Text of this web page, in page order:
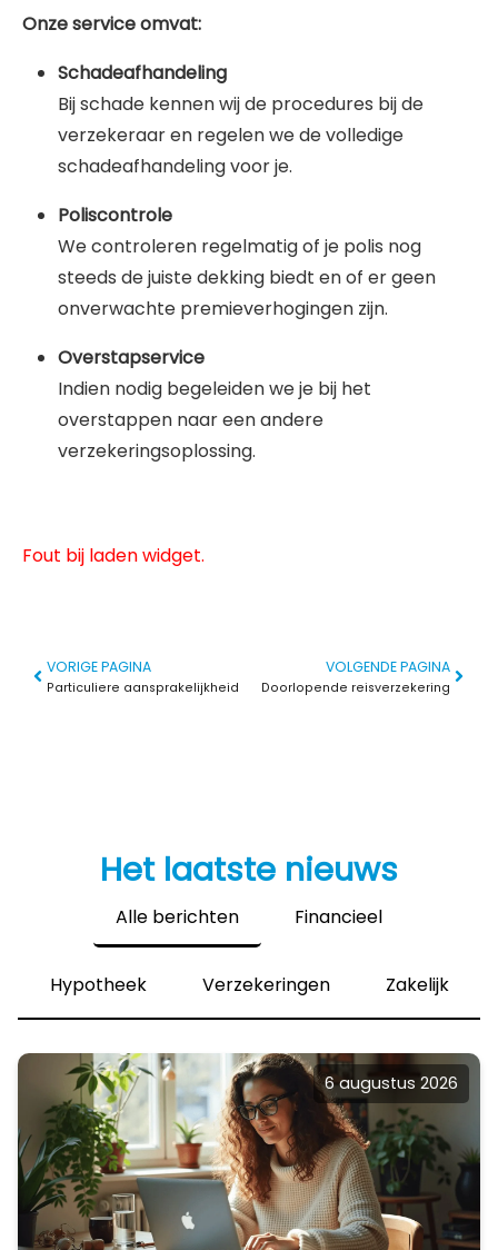
Onze service omvat:
Schadeafhandeling
Bij schade kennen wij de procedures bij de
verzekeraar en regelen we de volledige
schadeafhandeling voor je.
Poliscontrole
We controleren regelmatig of je polis nog
steeds de juiste dekking biedt en of er geen
onverwachte premieverhogingen zijn.
Overstapservice
Indien nodig begeleiden we je bij het
overstappen naar een andere
verzekeringsoplossing.
Fout bij laden widget.
VORIGE PAGINA
Particuliere aansprakelijkheid
VOLGENDE PAGINA
Doorlopende reisverzekering
Het laatste nieuws
Alle berichten Financieel
Hypotheek Verzekeringen Zakelijk
6 augustus 2026